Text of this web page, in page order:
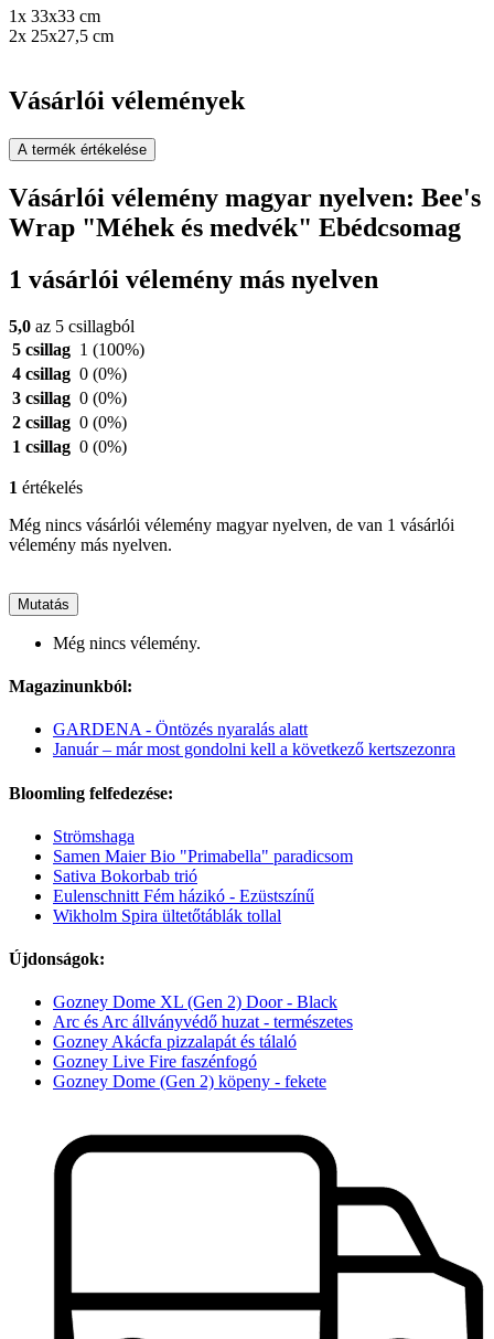
1x 33x33 cm
2x 25x27,5 cm
Vásárlói vélemények
A termék értékelése
Vásárlói vélemény magyar nyelven: Bee's
Wrap "Méhek és medvék" Ebédcsomag
1 vásárlói vélemény más nyelven
5,0 az 5 csillagból
5 csillag 1 (100%)
4 csillag 0 (0%)
3 csillag 0 (0%)
2 csillag 0 (0%)
1 csillag 0 (0%)
1 értékelés
Még nincs vásárlói vélemény magyar nyelven, de van 1 vásárlói
vélemény más nyelven.
Mutatás
Még nincs vélemény.
Magazinunkból:
GARDENA - Öntözés nyaralás alatt
Január – már most gondolni kell a következő kertszezonra
Bloomling felfedezése:
Strömshaga
Samen Maier Bio "Primabella" paradicsom
Sativa Bokorbab trió
Eulenschnitt Fém házikó - Ezüstszínű
Wikholm Spira ültetőtáblák tollal
Újdonságok:
Gozney Dome XL (Gen 2) Door - Black
Arc és Arc állványvédő huzat - természetes
Gozney Akácfa pizzalapát és tálaló
Gozney Live Fire faszénfogó
Gozney Dome (Gen 2) köpeny - fekete